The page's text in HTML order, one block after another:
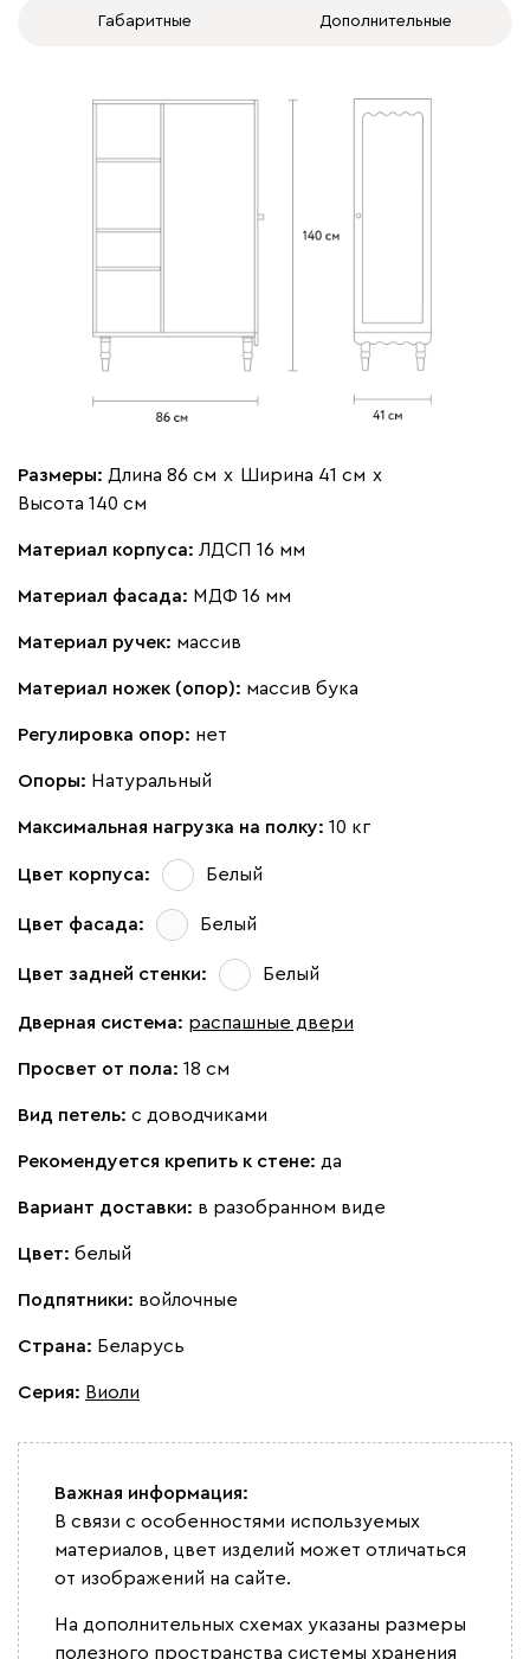
Габаритные Дополнительные
Размеры: Длина 86 см х Ширина 41 см х
Высота 140 см
Материал корпуса: ЛДСП 16 мм
Материал фасада: МДФ 16 мм
Материал ручек: массив
Материал ножек (опор): массив бука
Регулировка опор: нет
Опоры: Натуральный
Максимальная нагрузка на полку: 10 кг
Цвет корпуса: Белый
Цвет фасада: Белый
Цвет задней стенки: Белый
Дверная система: распашные двери
Просвет от пола: 18 см
Вид петель: с доводчиками
Рекомендуется крепить к стене: да
Вариант доставки: в разобранном виде
Цвет: белый
Подпятники: войлочные
Страна: Беларусь
Серия: Виоли
Важная информация:
В связи с особенностями используемых
материалов, цвет изделий может отличаться
от изображений на сайте.
На дополнительных схемах указаны размеры
полезного пространства системы хранения